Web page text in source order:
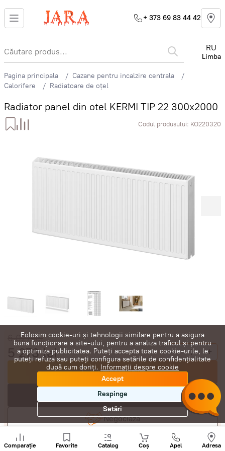
+ 373 69 83 44 42
RU
Limba
Pagina principala
Cazane pentru incalzire centrala
Calorifere
Radiatoare de oțel
Radiator panel din otel KERMI TIP 22 300x2000
Codul produsului: KO220320
6 027lei
5 273lei - +
Cumpără acum
În coș
Negociază
Comparație Favorite Catalog Coș Apel Adresa
Sunați
+
Folosim cookie-uri și tehnologii similare pentru a asigura
buna funcționare a site-ului, pentru a analiza traficul și pentru
a optimiza publicitatea. Puteți accepta toate cookie-urile, le
puteți refuza sau puteți configura setările de confidențialitate
după cum doriți. Informații despre cookie
Accept
Respinge
Setări